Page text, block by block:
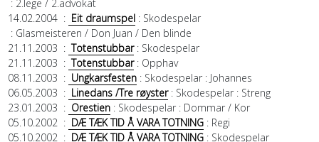
: 2.lege / 2.advokat
14.02.2004: Eit draumspel: Skodespelar
: Glasmeisteren / Don Juan / Den blinde
21.11.2003 : Totenstubbar: Skodespelar
21.11.2003 : Totenstubbar: Opphav
08.11.2003 : Ungkarsfesten: Skodespelar: Johannes
06.05.2003 : Linedans /Tre røyster: Skodespelar: Streng
23.01.2003 : Orestien: Skodespelar: Dommar / Kor
05.10.2002: DÆ TÆK TID Å VARA TOTNING: Regi
05.10.2002: DÆ TÆK TID Å VARA TOTNING: Skodespelar